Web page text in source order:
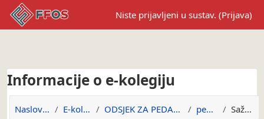
Preskoči na sadržaj
Niste prijavljeni u sustav. (Prijava)
Informacije o e-kolegiju
Naslovnica E-kolegiji ODSJEK ZA PEDAGOGIJU ped.isd Sažetak